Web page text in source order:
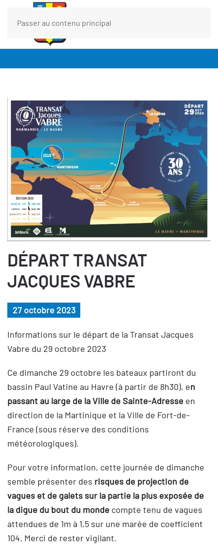
Passer au contenu principal
DÉPART TRANSAT
JACQUES VABRE
27 octobre 2023
Informations sur le départ de la Transat Jacques
Vabre du 29 octobre 2023
Ce dimanche 29 octobre les bateaux partiront du
bassin Paul Vatine au Havre (à partir de 8h30), en
passant au large de la Ville de Sainte-Adresse en
direction de la Martinique et la Ville de Fort-de-
France (sous réserve des conditions
météorologiques).
Pour votre information, cette journée de dimanche
semble présenter des risques de projection de
vagues et de galets sur la partie la plus exposée de
la digue du bout du monde compte tenu de vagues
attendues de 1m à 1,5 sur une marée de coefficient
104. Merci de rester vigilant.